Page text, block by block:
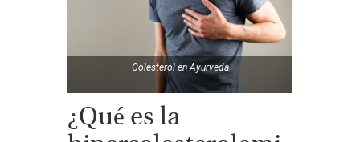
Colesterol enAyurveda
¿Qué es la